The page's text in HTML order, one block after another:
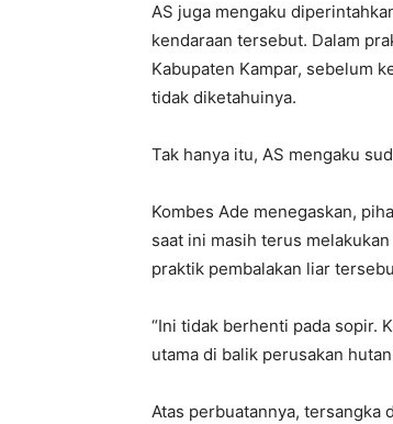
AS juga mengaku
kendaraan tersebut. Dalam
Kabupaten Kampar, sebelum
tidak diketahuinya.
Tak hanya itu, AS mengaku
Kombes Ade menegaskan,
saat ini masih terus
praktik pembalakan liar
“Ini tidak berhenti pada sopir.
utama di balik perusakan
Atas perbuatannya, tersangka